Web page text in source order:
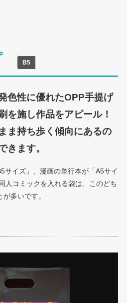
B5
色性に優れたOPP手提げ
を施し作品をアピール！
ま持ち歩く傾向にあるの
きます。
サイズ」、漫画の単行本が「A5サイ
人コミックを入れる袋は、このどち
多いです。